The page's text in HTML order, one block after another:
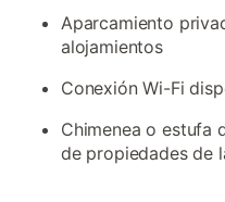
Aparcamiento
alojamientos
Conexión Wi-Fi
Chimenea o estufa
de propiedades de